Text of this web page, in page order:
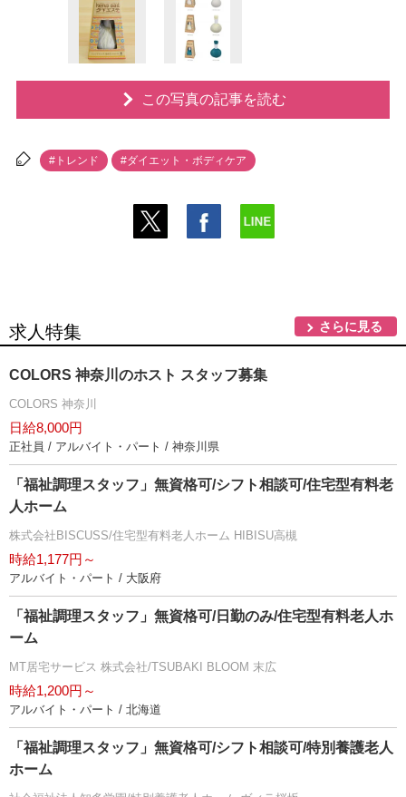
この写真の記事を読む
#トレンド #ダイエット・ボディケア
求人特集 さらに見る
COLORS 神奈川のホスト スタッフ募集
COLORS 神奈川
日給8,000円
正社員 / アルバイト・パート / 神奈川県
「福祉調理スタッフ」無資格可/シフト相談可/住宅型有料老
人ホーム
株式会社BISCUSS/住宅型有料老人ホーム HIBISU高槻
時給1,177円～
アルバイト・パート / 大阪府
「福祉調理スタッフ」無資格可/日勤のみ/住宅型有料老人ホ
ーム
MT居宅サービス 株式会社/TSUBAKI BLOOM 末広
時給1,200円～
アルバイト・パート / 北海道
「福祉調理スタッフ」無資格可/シフト相談可/特別養護老人
ホーム